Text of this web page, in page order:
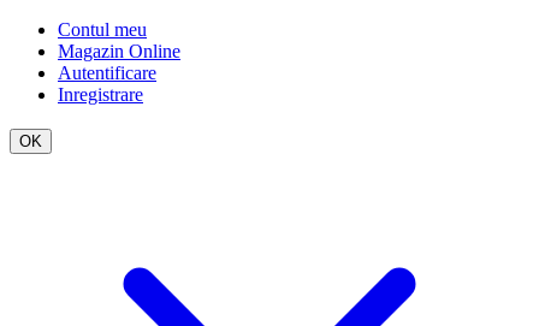
Contul meu
Magazin Online
Autentificare
Inregistrare
OK